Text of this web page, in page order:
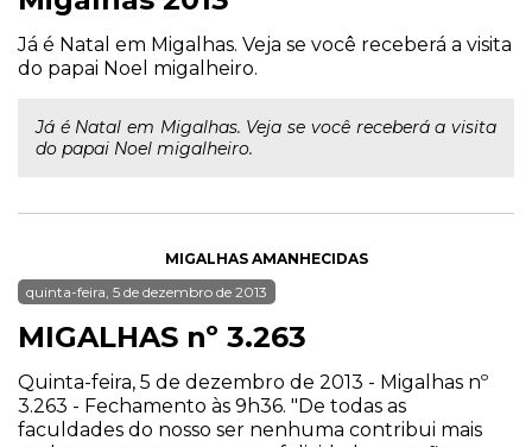
Já é Natal em Migalhas. Veja se você receberá a visita
do papai Noel migalheiro.
Já é Natal em Migalhas. Veja se você receberá a visita
do papai Noel migalheiro.
MIGALHAS AMANHECIDAS
quinta-feira, 5 de dezembro de 2013
MIGALHAS nº 3.263
Quinta-feira, 5 de dezembro de 2013 - Migalhas nº
3.263 - Fechamento às 9h36. "De todas as
faculdades do nosso ser nenhuma contribui mais